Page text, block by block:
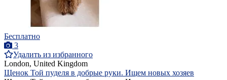
Бесплатно
3
Удалить из избранного
London, United Kingdom
Щенок Той пуделя в добрые руки. Ищем новых хозяев